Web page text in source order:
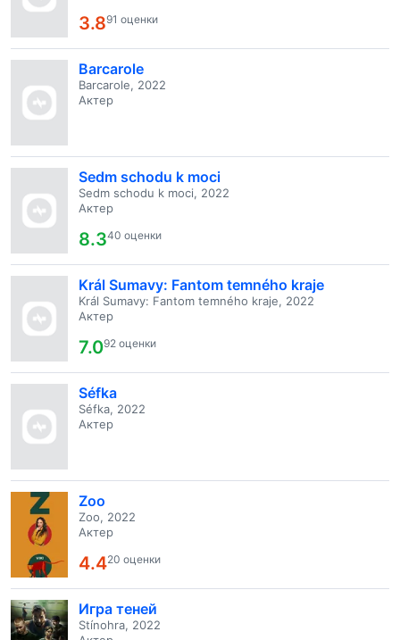
3.891 оценки
Barcarole
Barcarole, 2022
Актер
Sedm schodu k moci
Sedm schodu k moci, 2022
Актер
8.340 оценки
Král Sumavy: Fantom temného kraje
Král Sumavy: Fantom temného kraje, 2022
Актер
7.092 оценки
Séfka
Séfka, 2022
Актер
Zoo
Zoo, 2022
Актер
4.420 оценки
Игра теней
Stínohra, 2022